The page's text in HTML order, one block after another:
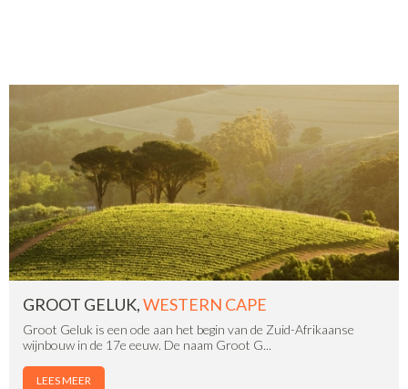
GROOT GELUK,WESTERN CAPE
Groot Geluk is een ode aan het begin van de Zuid-Afrikaanse
wijnbouw in de 17e eeuw. De naam Groot G...
LEES MEER